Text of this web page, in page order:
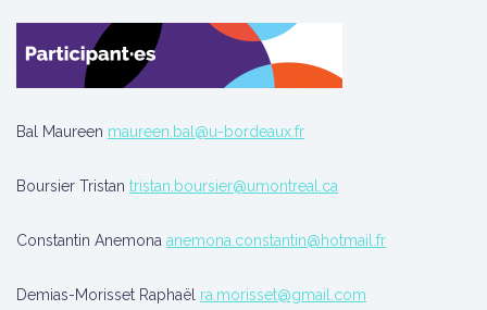
Bal Maureen maureen.bal@u-bordeaux.fr
Boursier Tristan tristan.boursier@umontreal.ca
Constantin Anemona anemona.constantin@hotmail.fr
Demias-Morisset Raphaël ra.morisset@gmail.com